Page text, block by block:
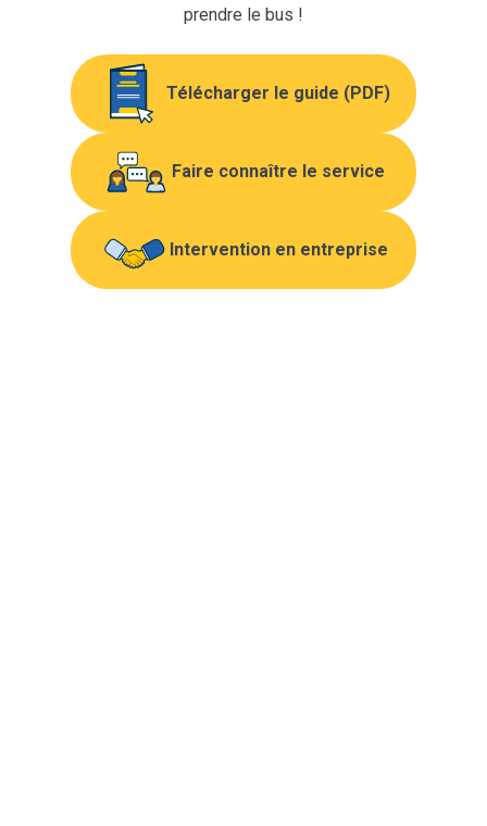
prendre le bus !
Télécharger le guide (PDF)
Faire connaître le service
Intervention en entreprise